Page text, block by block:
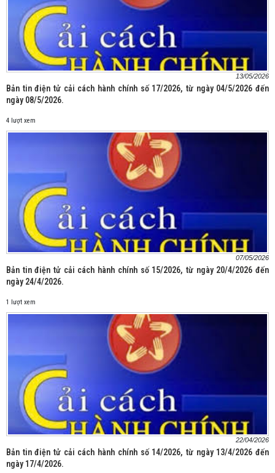
13/05/2026
Bản tin điện tử cải cách hành chính số 17/2026, từ ngày 04/5/2026 đến
ngày 08/5/2026.
4 lượt xem
07/05/2026
Bản tin điện tử cải cách hành chính số 15/2026, từ ngày 20/4/2026 đến
ngày 24/4/2026.
1 lượt xem
22/04/2026
Bản tin điện tử cải cách hành chính số 14/2026, từ ngày 13/4/2026 đến
ngày 17/4/2026.